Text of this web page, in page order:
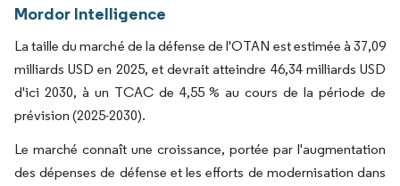
Mordor Intelligence
La taille du marché de la défense de l'OTAN est estimée à 37,09
milliards USD en 2025, et devrait atteindre 46,34 milliards USD
d'ici 2030, à un TCAC de 4,55 % au cours de la période de
prévision (2025-2030).
Le marché connaît une croissance, portée par l'augmentation
des dépenses de défense et les efforts de modernisation dans